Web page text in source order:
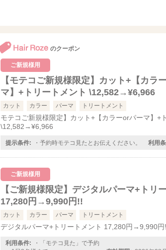
Hair Roze のクーポン
ご新規様用
【モテコご新規様限定】カット+【カラ
マ】+トリートメント \12,582→¥6,966
カット カラー パーマ トリートメント
モテコご新規様限定】カット+【カラーorパーマ】+
\12,582→¥6,966
提示条件: ・予約時モテコ見たとお伝えください。 利用
ご新規様用
【ご新規様限定】デジタルパーマ+トリ
17,280円→9,990円!!
カット カラー パーマ トリートメント
デジタルパーマ+トリートメント 17,280円→9,990円
利用条件:
・「モテコ見た」で予約